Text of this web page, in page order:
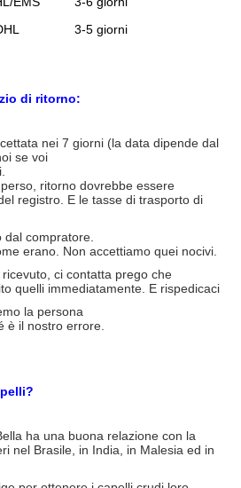
3-5 giorni
di ritorno:
nei 7 giorni (la data dipende dal
se voi
ritorno dovrebbe essere
registro. E le tasse di trasporto di
compratore.
erano. Non accettiamo quei nocivi.
ci contatta prego che
quelli immediatamente. E rispedicaci
la persona
è il nostro errore.
ha una buona relazione con la
nel Brasile, in India, in Malesia ed in